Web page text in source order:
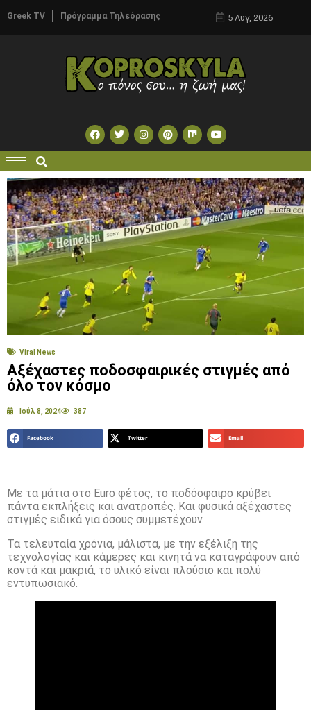
Greek TV Πρόγραμμα Τηλεόρασης 5 Αυγ, 2026
Viral News
Αξέχαστες ποδοσφαιρικές στιγμές από
όλο τον κόσμο
Ιούλ 8, 2024 387
Facebook Twitter Email
Με τα μάτια στο Euro φέτος, το ποδόσφαιρο κρύβει
πάντα εκπλήξεις και ανατροπές. Και φυσικά αξέχαστες
στιγμές ειδικά για όσους συμμετέχουν.
Τα τελευταία χρόνια, μάλιστα, με την εξέλιξη της
τεχνολογίας και κάμερες και κινητά να καταγράφουν από
κοντά και μακριά, το υλικό είναι πλούσιο και πολύ
εντυπωσιακό.